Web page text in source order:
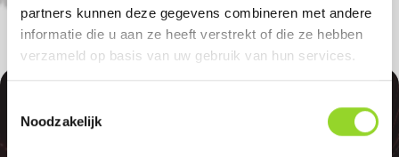
partners kunnen deze gegevens combineren met andere
informatie die u aan ze heeft verstrekt of die ze hebben
verzameld op basis van uw gebruik van hun services.
Noodzakelijk